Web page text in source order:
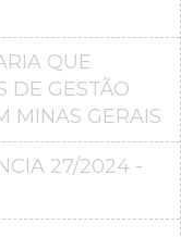
QUE
DE GESTÃO
MINAS GERAIS
27/2024 -